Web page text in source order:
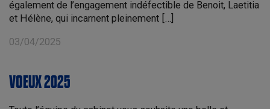
également de l’engagement indéfectible de Benoit, Laetitia
et Hélène, qui incarnent pleinement […]
03/04/2025
VOEUX 2025